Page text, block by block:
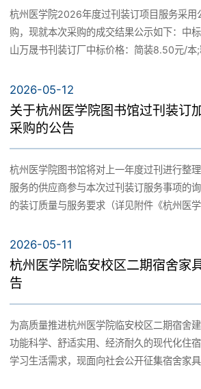
为推动学校高质量发展的实际举措。二、关于
科大学建设存在短板”问题的整改情况（一）
设。校领导带队调研省内外13所医学院校，
案，明确学科建设六大目标。依托专业认证
学等现有专业建设水平。持续开展优势专业
级优势专业2个。制定《专业设置调整优化实
管理办法》等制度，建立专业预警与退出机
整，立项微专业2个，持续打造优质微专业。
联合公共卫生学院的模式，积极探索“校疾合
轮共建协议，共同推动公共卫生与预防医学
作，《面向全体医学生的全科医学素养教育体
2025年省教学成果奖一等奖。召开教指委专
奖申报路径，制定申报工作方案，全力冲刺
医学特色科研创新。建立学校存量专利基础
举办科研成果展示拍卖会，主动对接上级部
提高校本级科技成果的转化收入。加强转化
察、资料收集、房屋材料检测、评估分析；
富的工程技术人员及适用、先进的检测仪器
室内检测数据分析、判断，并在外业完成3个
之日起，7个日历日内完成项目。五、参与比
间：2026年6月3日09:00起，至2026年6
邮件报名，将下述资料扫描件发送至
时应提供以下资料：（1）单位介绍信或法
项目的联系人、电话、邮箱；（3）营业执照
中小企业声明函（若属于中小企业）。七、
和地点：比价申请人邮件报名后，应于2026
建三局项目部一楼会议室。未邮件报名、逾
拒收（或作无效比价文件处理）。八、比价
将于2026年6月5日14时00分在杭州医学院
三局项目部一楼会议室进行比价，比价申请
效证明出席）。九、业务咨询：采购人：杭
临安区颐康街8号项目联系人：余老师项目联
18072733566 2026年6
杭州医学院2026年度过刊装订项目服务采用
购，现就本次采购的成交结果公示如下：中
山万晟书刊装订厂中标价格：简装8.50元/本
式向我校提出质疑，逾期将不予处理。采购
疑联系电话：0571-87692781投诉联系人
系方式：0571-87695030
2026-05-12
关于杭州医学院图书馆过刊装订
采购的公告
杭州医学院图书馆将对上一年度过刊进行整
服务的供应商参与本次过刊装订服务事项的
的装订质量与服务要求（详见附件《杭州医
订工艺分别给出精装与简装合订本的单本报
价单密封寄至杭州医学院图书馆王老师（浙
街8号），联系电话0571-87692814。 附件：1.《杭州医学院图书
学院图书馆过刊装订质量与服务要求.docx 附
院图书馆2026年过刊装订询价的复函.doc
2026-05-11
杭州医学院临安校区二期宿舍家
告
为高质量推进杭州医学院临安校区二期宿舍
功能科学、舒适实用、经济耐久的现代化住
学习生活需求，现面向社会公开征集宿舍家